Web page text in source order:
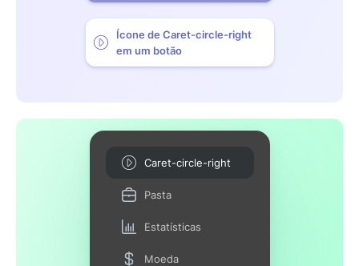
Ícone de Caret-circle-right
em um botão
Caret-circle-right
Pasta
Estatísticas
Moeda